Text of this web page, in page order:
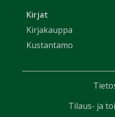
Kirjat
Kirjakauppa
Kustantamo
Tilaus- ja